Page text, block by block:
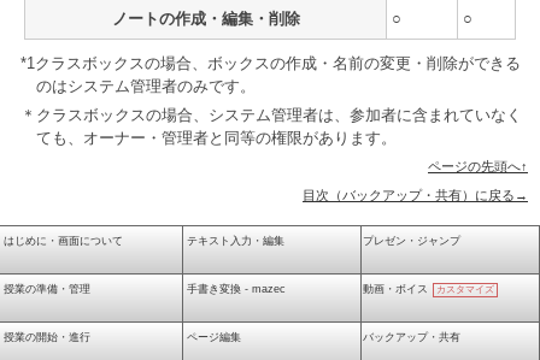
ノートの作成・編集・削除 ○ ○
*1クラスボックスの場合、ボックスの作成・名前の変更・削除ができる
のはシステム管理者のみです。
＊クラスボックスの場合、システム管理者は、参加者に含まれていなく
ても、オーナー・管理者と同等の権限があります。
ページの先頭へ↑
目次（バックアップ・共有）に戻る→
はじめに・画面について
授業の準備・管理
授業の開始・進行
テキスト入力・編集
手書き変換 - mazec
ページ編集
プレゼン・ジャンプ
動画・ボイス カスタマイズ
バックアップ・共有